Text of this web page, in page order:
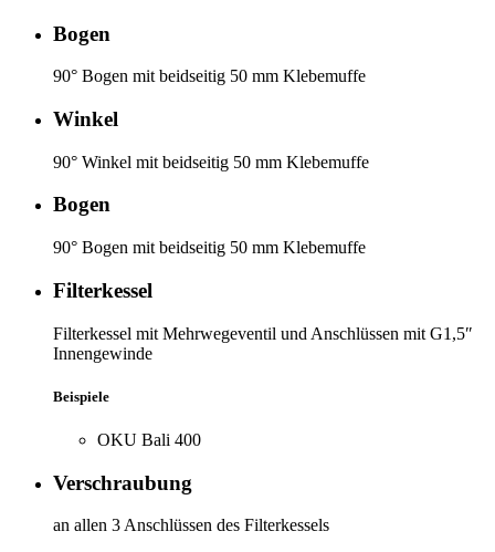
Bogen
90° Bogen mit beidseitig 50 mm Klebemuffe
Winkel
90° Winkel mit beidseitig 50 mm Klebemuffe
Bogen
90° Bogen mit beidseitig 50 mm Klebemuffe
Filterkessel
Filterkessel mit Mehrwegeventil und Anschlüssen mit G1,5″
Innengewinde
Beispiele
OKU Bali 400
Verschraubung
an allen 3 Anschlüssen des Filterkessels